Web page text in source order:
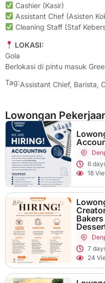
Cashier (Kasir)
Assistant Chef (Asisten
Cleaning Staff (Staf
LOKASI:
Gola
Berlokasi di pintu masuk
Tag:Assistant Chief, Barista,
Lowongan
6
18
7
24